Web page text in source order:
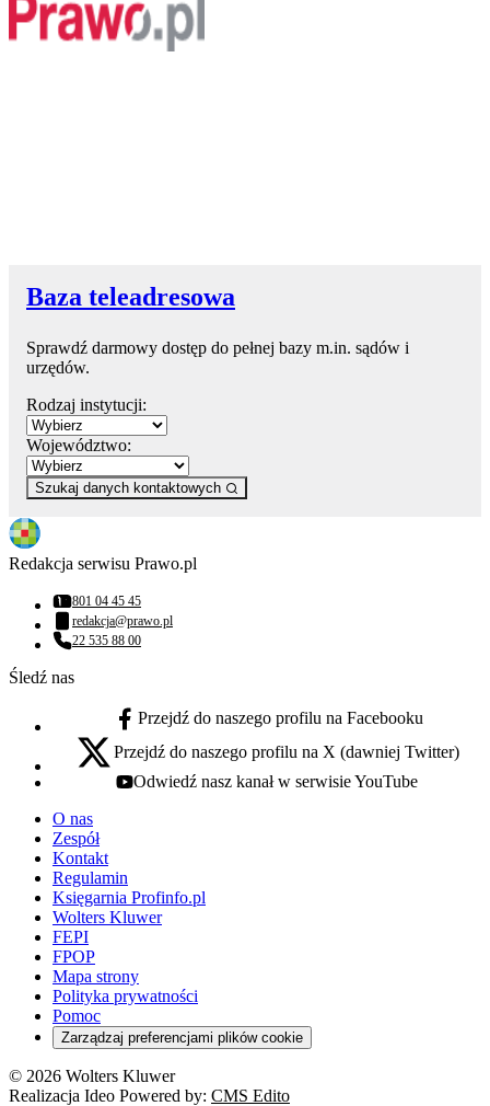
Baza teleadresowa
Sprawdź darmowy dostęp do pełnej bazy m.in. sądów i
urzędów.
Rodzaj instytucji:
Województwo:
Szukaj danych kontaktowych
Redakcja serwisu Prawo.pl
Numer telefonu:
801 04 45 45
Adres email:
redakcja@prawo.pl
Numer telefonu:
22 535 88 00
Śledź nas
facebook - otwiera się w nowej karcie
Przejdź do naszego profilu na Facebooku
x - otwiera się w nowej karcie
Przejdź do naszego profilu na X (dawniej Twitter)
youtube - otwiera się w nowej karcie
Odwiedź nasz kanał w serwisie YouTube
O nas
Zespół
Kontakt
Regulamin
Księgarnia Profinfo.pl
Wolters Kluwer
FEPI
FPOP
Mapa strony
Polityka prywatności
Pomoc
Zarządzaj preferencjami plików cookie
© 2026 Wolters Kluwer
Realizacja Ideo Powered by: CMS Edito